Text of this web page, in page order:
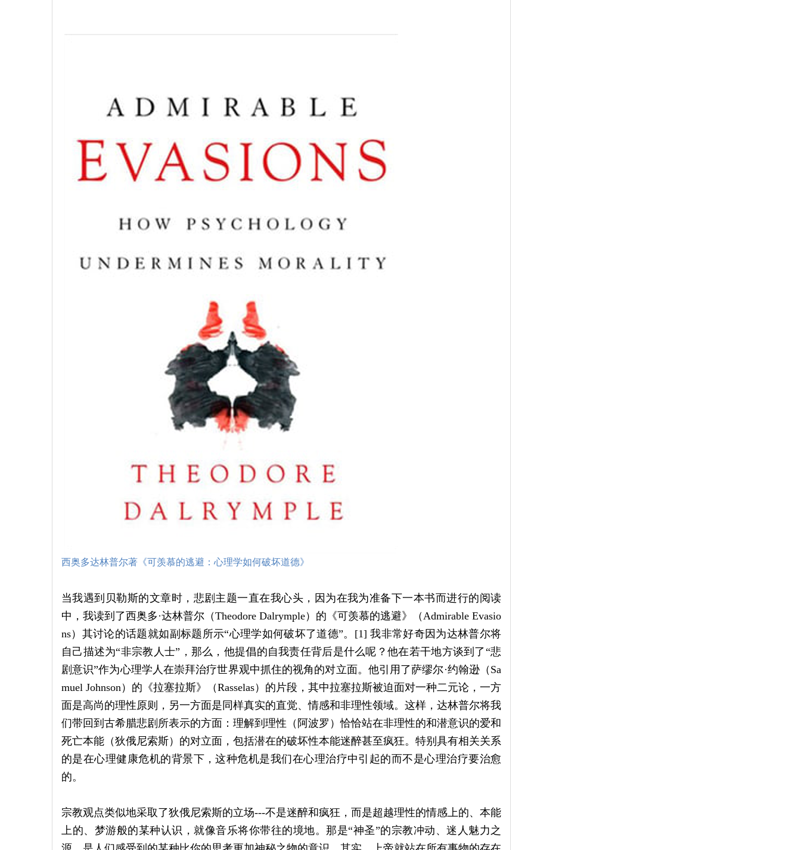
西奥多达林普尔著《可羡慕的逃避：心理学如何破坏道德》
当我遇到贝勒斯的文章时，悲剧主题一直在我心头，因为在我为准备下一本书而进行的阅读
中，我读到了西奥多·达林普尔（Theodore Dalrymple）的《可羡慕的逃避》（Admirable Evasio
ns）其讨论的话题就如副标题所示“心理学如何破坏了道德”。[1] 我非常好奇因为达林普尔将
自己描述为“非宗教人士”，那么，他提倡的自我责任背后是什么呢？他在若干地方谈到了“悲
剧意识”作为心理学人在崇拜治疗世界观中抓住的视角的对立面。他引用了萨缪尔·约翰逊（Sa
muel Johnson）的《拉塞拉斯》（Rasselas）的片段，其中拉塞拉斯被迫面对一种二元论，一方
面是高尚的理性原则，另一方面是同样真实的直觉、情感和非理性领域。这样，达林普尔将我
们带回到古希腊悲剧所表示的方面：理解到理性（阿波罗）恰恰站在非理性的和潜意识的爱和
死亡本能（狄俄尼索斯）的对立面，包括潜在的破坏性本能迷醉甚至疯狂。特别具有相关关系
的是在心理健康危机的背景下，这种危机是我们在心理治疗中引起的而不是心理治疗要治愈
的。
宗教观点类似地采取了狄俄尼索斯的立场---不是迷醉和疯狂，而是超越理性的情感上的、本能
上的、梦游般的某种认识，就像音乐将你带往的境地。那是“神圣”的宗教冲动、迷人魅力之